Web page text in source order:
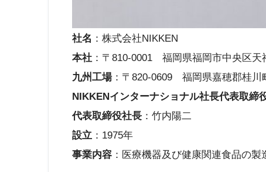
社名 ：株式会社NIKKEN
本社 ：〒810-0001 福岡県福岡市中央区天
九州工場：〒820-0609 福岡県嘉穂郡桂川
NIKKENインターナショナル社長代表取締
代表取締役社長 ：竹内陽二
設立 ：1975年
事業内容 ：医療機器及び健康関連食品の製